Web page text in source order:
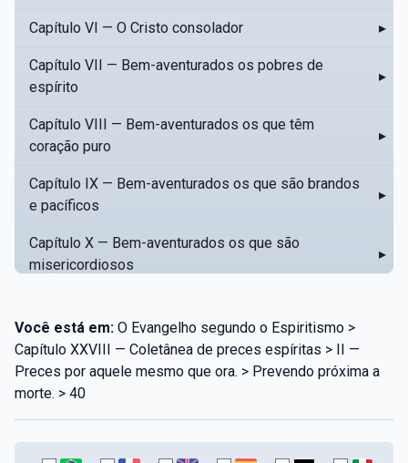
Capítulo VI — O Cristo consolador ▸
Capítulo VII — Bem-aventurados os pobres de
espírito
▸
Capítulo VIII — Bem-aventurados os que têm
coração puro
▸
Capítulo IX — Bem-aventurados os que são brandos
e pacíficos
▸
Capítulo X — Bem-aventurados os que são
misericordiosos
▸
Capítulo XII — Amai os vossos inimigos
Capítulo XIII — Não saiba a vossa mão esquerda o
que dê a vossa mão direita
Você está em: O Evangelho segundo o Espiritismo >
Capítulo XXVIII — Coletânea de preces espíritas > II —
Preces por aquele mesmo que ora. > Prevendo próxima a
morte. > 40